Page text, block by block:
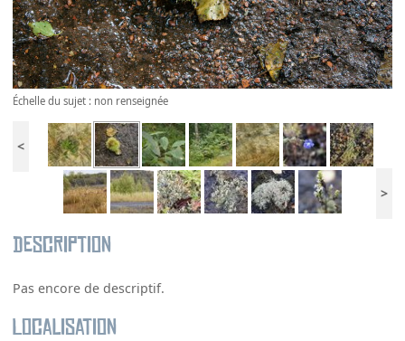
Échelle du sujet : non renseignée
<
>
Description
Pas encore de descriptif.
Localisation